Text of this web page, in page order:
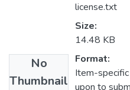
No
Thumbnail
license.txt
Size:
14.48 KB
Format:
Item-
upon to